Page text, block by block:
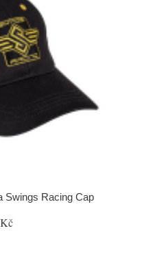
Swings Racing Cap